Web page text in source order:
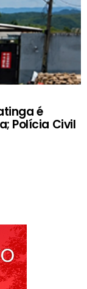
é
Polícia Civil